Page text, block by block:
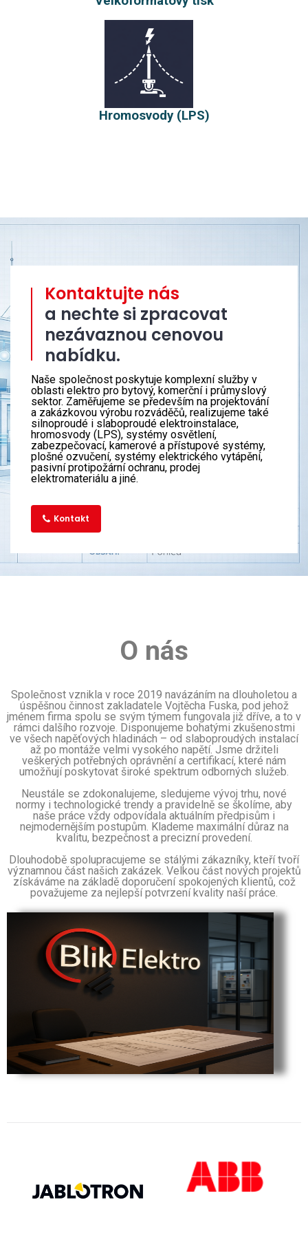
Hromosvody (LPS)
Kontaktujte nás
a nechte si zpracovat
nezávaznou cenovou
nabídku.
Naše společnost poskytuje komplexní služby v
oblasti elektro pro bytový, komerční i průmyslový
sektor. Zaměřujeme se především na projektování
a zakázkovou výrobu rozváděčů, realizujeme také
silnoproudé i slaboproudé elektroinstalace,
hromosvody (LPS), systémy osvětlení,
zabezpečovací, kamerové a přístupové systémy,
plošné ozvučení, systémy elektrického vytápění,
pasivní protipožární ochranu, prodej
elektromateriálu a jiné.
Kontakt
O nás
Společnost vznikla v roce 2019 navázáním na dlouholetou a
úspěšnou činnost zakladatele Vojtěcha Fuska, pod jehož
jménem firma spolu se svým týmem fungovala již dříve, a to v
rámci dalšího rozvoje. Disponujeme bohatými zkušenostmi
ve všech napěťových hladinách – od slaboproudých instalací
až po montáže velmi vysokého napětí. Jsme držiteli
veškerých potřebných oprávnění a certifikací, které nám
umožňují poskytovat široké spektrum odborných služeb.
Neustále se zdokonalujeme, sledujeme vývoj trhu, nové
normy i technologické trendy a pravidelně se školíme, aby
naše práce vždy odpovídala aktuálním předpisům i
nejmodernějším postupům. Klademe maximální důraz na
kvalitu, bezpečnost a precizní provedení.
Dlouhodobě spolupracujeme se stálými zákazníky, kteří tvoří
významnou část našich zakázek. Velkou část nových projektů
získáváme na základě doporučení spokojených klientů, což
považujeme za nejlepší potvrzení kvality naší práce.